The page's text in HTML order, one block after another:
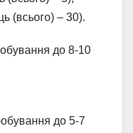
(всього) – 30).
до 8-10
до 5-7